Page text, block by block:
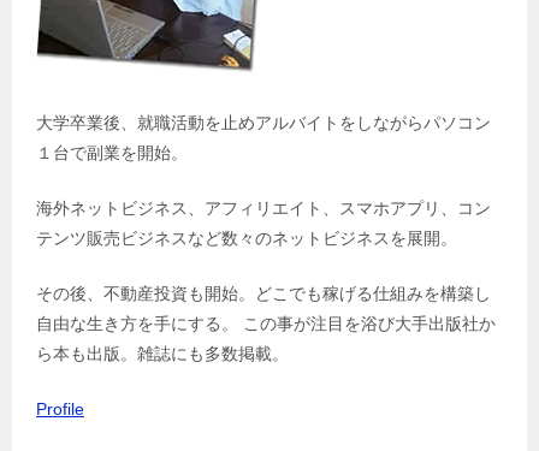
大学卒業後、就職活動を止めアルバイトをしながらパソコン
１台で副業を開始。
海外ネットビジネス、アフィリエイト、スマホアプリ、コン
テンツ販売ビジネスなど数々のネットビジネスを展開。
その後、不動産投資も開始。どこでも稼げる仕組みを構築し
自由な生き方を手にする。 この事が注目を浴び大手出版社か
ら本も出版。雑誌にも多数掲載。
Profile